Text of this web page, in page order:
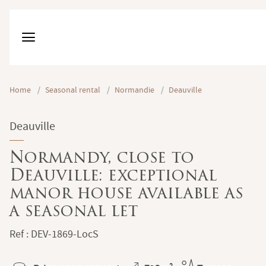
Home / Seasonal rental / Normandie / Deauville
Deauville
Normandy, close to
Deauville: exceptional
manor house available as
a seasonal let
Ref : DEV-1869-LocS